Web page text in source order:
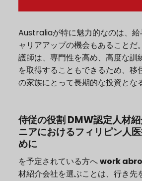
Australiaが特に魅力的なのは、給
ャリアアップの機会もあることだ
護師は、専門性を高め、高度な訓
を取得することもできるため、移
の家族にとって長期的な投資とな
侍従の役割 DMW認定人材
ニアにおけるフィリピン人
めに
を予定されている方へwork
材紹介会社を選ぶことは、行き先